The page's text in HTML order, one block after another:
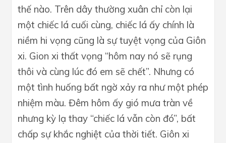
thế nào. Trên dây thường xuân chỉ còn lại
một chiếc lá cuối cùng, chiếc lá ấy chính là
niềm hi vọng cũng là sự tuyệt vọng của Giôn
xi. Gion xi thất vọng “hôm nay nó sẽ rụng
thôi và cùng lúc đó em sẽ chết”. Nhưng có
một tình huống bất ngờ xảy ra như một phép
nhiệm màu. Đêm hôm ấy gió mưa tràn về
nhưng kỳ lạ thay “chiếc lá vẫn còn đó”, bất
chấp sự khắc nghiệt của thời tiết. Giôn xi